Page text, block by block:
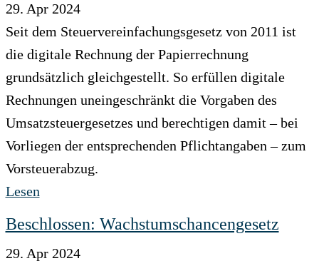
29. Apr 2024
Seit dem Steuervereinfachungsgesetz von 2011 ist
die digitale Rechnung der Papierrechnung
grundsätzlich gleichgestellt. So erfüllen digitale
Rechnungen uneingeschränkt die Vorgaben des
Umsatzsteuergesetzes und berechtigen damit – bei
Vorliegen der entsprechenden Pflichtangaben – zum
Vorsteuerabzug.
Lesen
Beschlossen: Wachstumschancengesetz
29. Apr 2024